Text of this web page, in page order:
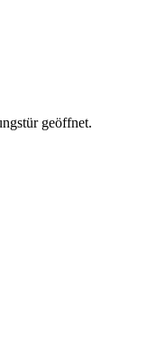
geöffnet.